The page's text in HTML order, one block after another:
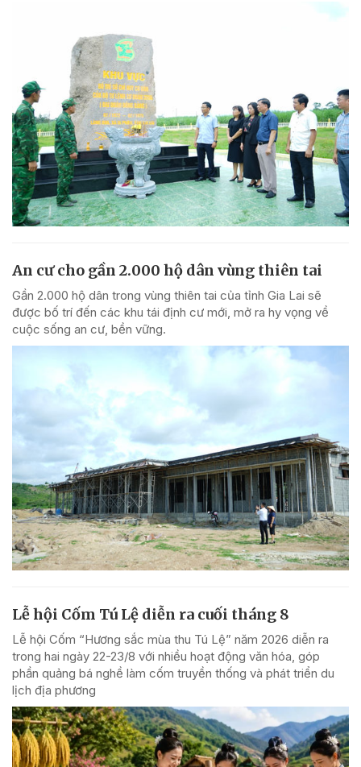
An cư cho gần 2.000 hộ dân vùng thiên tai
Gần 2.000 hộ dân trong vùng thiên tai của tỉnh Gia Lai sẽ
được bố trí đến các khu tái định cư mới, mở ra hy vọng về
cuộc sống an cư, bền vững.
Lễ hội Cốm Tú Lệ diễn ra cuối tháng 8
Lễ hội Cốm “Hương sắc mùa thu Tú Lệ” năm 2026 diễn ra
trong hai ngày 22-23/8 với nhiều hoạt động văn hóa, góp
phần quảng bá nghề làm cốm truyền thống và phát triển du
lịch địa phương